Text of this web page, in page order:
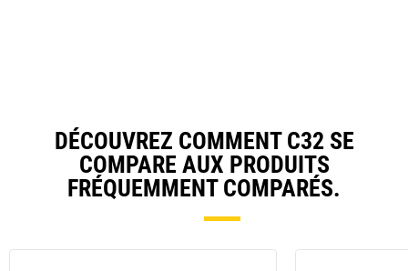
DÉCOUVREZ COMMENT C32 SE
COMPARE AUX PRODUITS
FRÉQUEMMENT COMPARÉS.